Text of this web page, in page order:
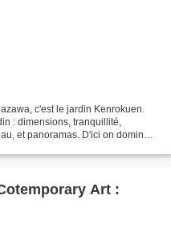
c'est le jardin Kenrokuen.
: dimensions, tranquillité,
et panoramas. D'ici on domine
Art :